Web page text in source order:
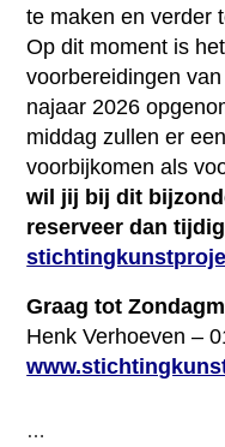
te maken en verder
Op dit moment is
voorbereidingen
najaar 2026
middag zullen er
voorbijkomen als
wil jij bij dit
reserveer dan
Graag tot
Henk Verhoeven –
…